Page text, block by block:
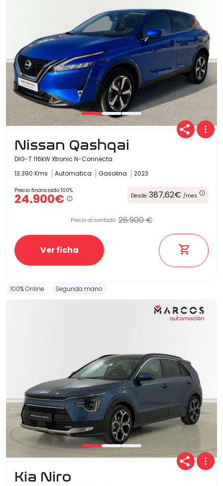
Nissan Qashqai
DIG-T 116kW Xtronic N-Connecta
13.390 Kms
Automatica Gasolina 2023
Precio financiado 100%
24.900€ Desde 387,62€ /mes
Precio al contado: 26.900 €
Ver ficha
100% Online Segunda mano
Kia Niro